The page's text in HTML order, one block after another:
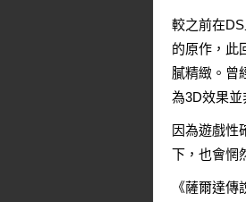
較之前在
的原作，此
膩精緻。曾
為3D效果並
因為遊戲性
下，也會惘
《薩爾達